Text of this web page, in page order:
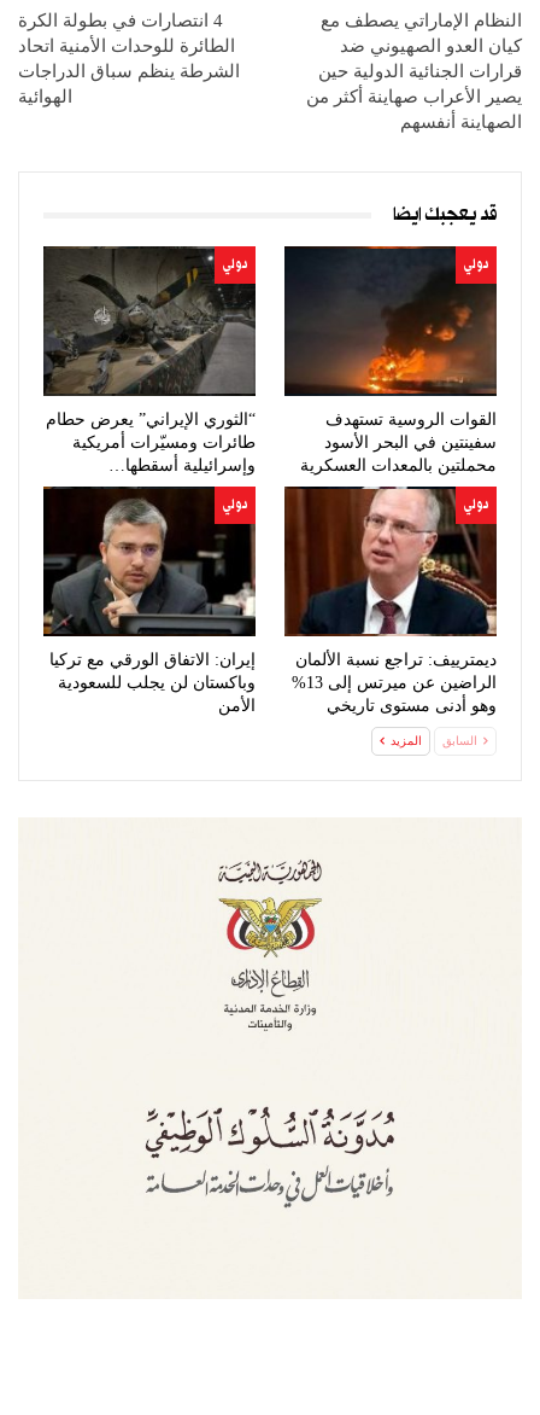
النظام الإماراتي يصطف مع
كيان العدو الصهيوني ضد
قرارات الجنائية الدولية حين
يصير الأعراب صهاينة أكثر من
الصهاينة أنفسهم
4 انتصارات في بطولة الكرة
الطائرة للوحدات الأمنية اتحاد
الشرطة ينظم سباق الدراجات
الهوائية
قد يعجبك ايضا
دولي
القوات الروسية تستهدف
سفينتين في البحر الأسود
محملتين بالمعدات العسكرية
دولي
“الثوري الإيراني” يعرض حطام
طائرات ومسيّرات أمريكية
وإسرائيلية أسقطها…
دولي
ديمترييف: تراجع نسبة الألمان
الراضين عن ميرتس إلى 13%
وهو أدنى مستوى تاريخي
دولي
إيران: الاتفاق الورقي مع تركيا
وباكستان لن يجلب للسعودية
الأمن
السابق المزيد